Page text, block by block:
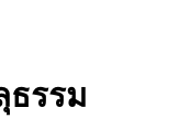
ธรรม